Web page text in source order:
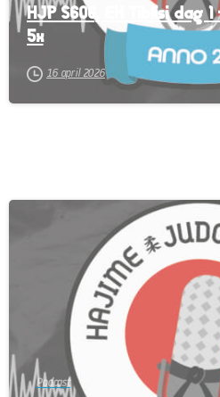
HJP S606, EK Tiblisi dag
5x
16 april 2026
Podcast